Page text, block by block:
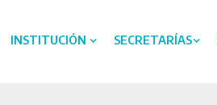
INSTITUCIÓN SECRETARÍAS